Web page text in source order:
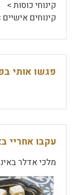
קינוחי כוסות >
קינוחים אישיים
פגשו אותי
עקבו אחריי
מלכי אדלר